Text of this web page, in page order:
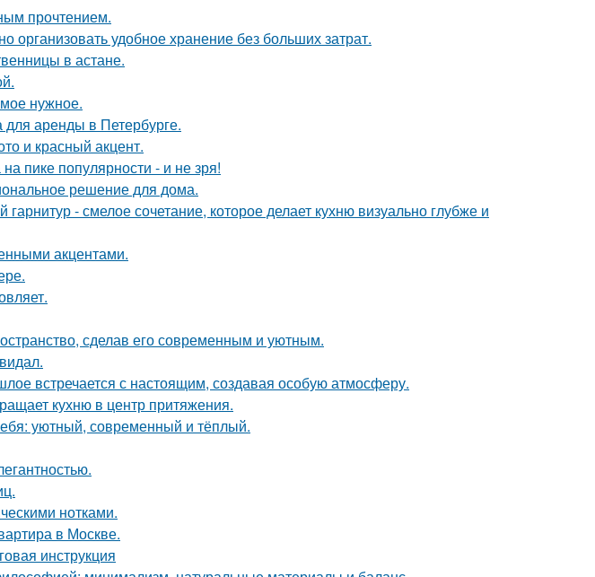
прочтением.
организовать удобное хранение без больших затрат.
в астане.
нужное.
аренды в Петербурге.
и красный акцент.
пике популярности - и не зря!
решение для дома.
- смелое сочетание, которое делает кухню визуально глубже и
акцентами.
сделав его современным и уютным.
встречается с настоящим, создавая особую атмосферу.
кухню в центр притяжения.
уютный, современный и тёплый.
нотками.
в Москве.
инструкция